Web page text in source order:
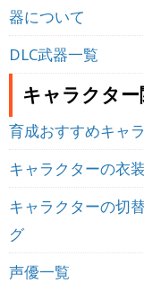
器について
DLC武器一覧
キャラクタ
育成おすすめキャ
キャラクターの衣
キャラクターの切
グ
声優一覧